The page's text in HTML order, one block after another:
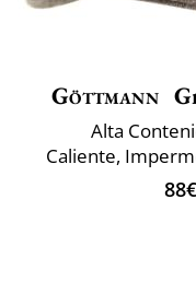
Göttmann
Alta
Caliente,
88€